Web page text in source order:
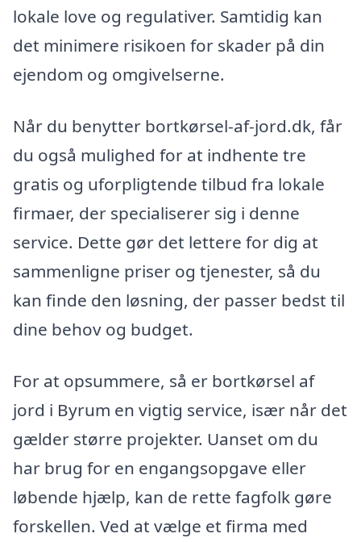
lokale love og regulativer. Samtidig kan
det minimere risikoen for skader på din
ejendom og omgivelserne.
Når du benytter bortkørsel-af-jord.dk, får
du også mulighed for at indhente tre
gratis og uforpligtende tilbud fra lokale
firmaer, der specialiserer sig i denne
service. Dette gør det lettere for dig at
sammenligne priser og tjenester, så du
kan finde den løsning, der passer bedst til
dine behov og budget.
For at opsummere, så er bortkørsel af
jord i Byrum en vigtig service, især når det
gælder større projekter. Uanset om du
har brug for en engangsopgave eller
løbende hjælp, kan de rette fagfolk gøre
forskellen. Ved at vælge et firma med